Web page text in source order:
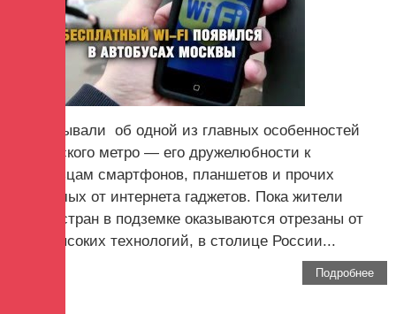
рассказывали об одной из главных особенностей
Московского метро — его дружелюбности к
владельцам смартфонов, планшетов и прочих
зависимых от интернета гаджетов. Пока жители
других стран в подземке оказываются отрезаны от
мира высоких технологий, в столице России...
Подробнее